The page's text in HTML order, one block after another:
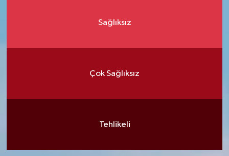
Sağlıksız
Çok Sağlıksız
Tehlikeli